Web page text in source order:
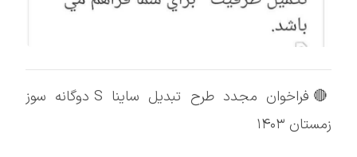
🔴فراخوان مجدد طرح تبدیل ساینا S دوگانه سوز
زمستان ۱۴۰۳